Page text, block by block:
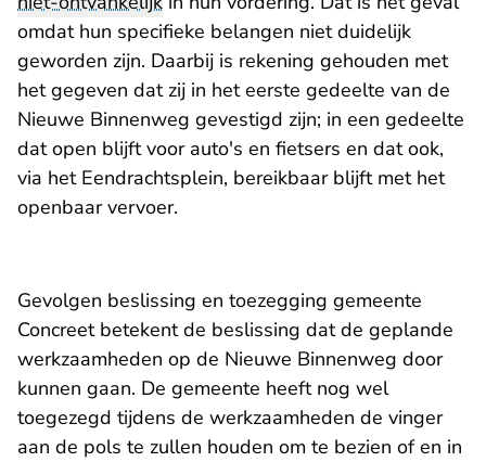
omdat hun specifieke belangen niet duidelijk
geworden zijn. Daarbij is rekening gehouden met
het gegeven dat zij in het eerste gedeelte van de
Nieuwe Binnenweg gevestigd zijn; in een gedeelte
dat open blijft voor auto's en fietsers en dat ook,
via het Eendrachtsplein, bereikbaar blijft met het
openbaar vervoer.
Gevolgen beslissing en toezegging gemeente
Concreet betekent de beslissing dat de geplande
werkzaamheden op de Nieuwe Binnenweg door
kunnen gaan. De gemeente heeft nog wel
toegezegd tijdens de werkzaamheden de vinger
aan de pols te zullen houden om te bezien of en in